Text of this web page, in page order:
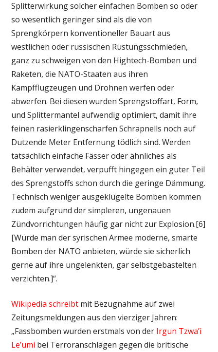
Splitterwirkung solcher einfachen Bomben so oder
so wesentlich geringer sind als die von
Sprengkörpern konventioneller Bauart aus
westlichen oder russischen Rüstungsschmieden,
ganz zu schweigen von den Hightech-Bomben und
Raketen, die NATO-Staaten aus ihren
Kampfflugzeugen und Drohnen werfen oder
abwerfen. Bei diesen wurden Sprengstoffart, Form,
und Splittermantel aufwendig optimiert, damit ihre
feinen rasierklingenscharfen Schrapnells noch auf
Dutzende Meter Entfernung tödlich sind. Werden
tatsächlich einfache Fässer oder ähnliches als
Behälter verwendet, verpufft hingegen ein guter Teil
des Sprengstoffs schon durch die geringe Dämmung.
Technisch weniger ausgeklügelte Bomben kommen
zudem aufgrund der simpleren, ungenauen
Zündvorrichtungen häufig gar nicht zur Explosion.[6]
[Würde man der syrischen Armee moderne, smarte
Bomben der NATO anbieten, würde sie sicherlich
gerne auf ihre ungelenkten, gar selbstgebastelten
verzichten.]“.
Wikipedia schreibtmit Bezugnahme auf zwei
Zeitungsmeldungen aus den vierziger Jahren:
„Fassbomben wurden erstmals von der Irgun Tzwa’i
Le’umi bei Terroranschlägen gegen die britische